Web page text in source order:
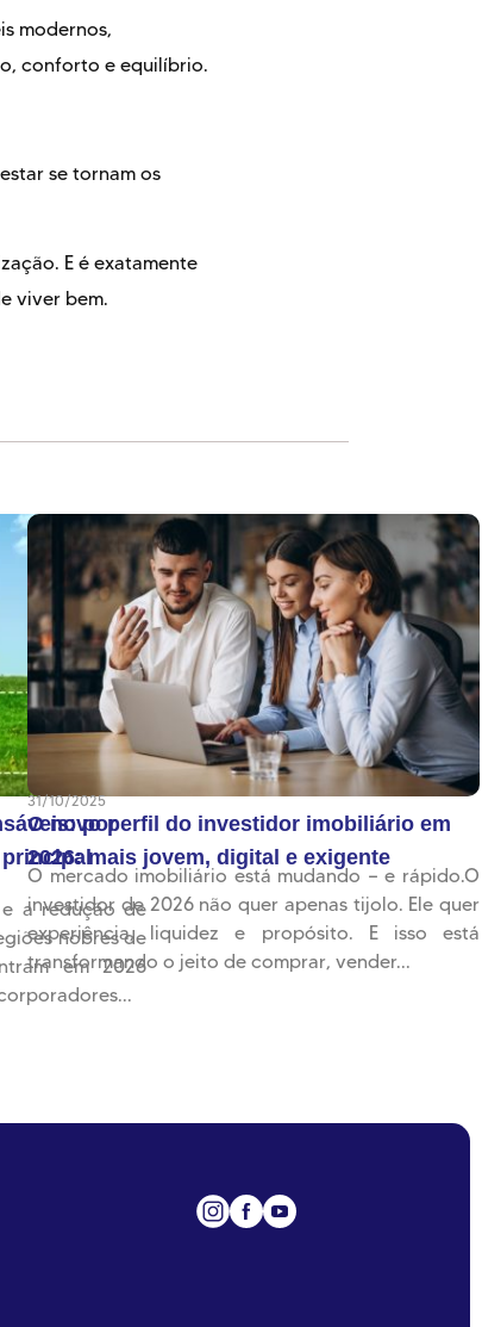
modernos,
conforto e equilíbrio.
se tornam os
E é exatamente
viver bem.
por
a redução de
nobres de
em 2026
31/10/2025
O novo perfil do investidor imobiliário em
2026: mais jovem, digital e exigente
O mercado imobiliário está mudando — e rápido.O
investidor de 2026 não quer apenas tijolo. Ele quer
experiência, liquidez e propósito. E isso está
transformando o jeito de comprar, vender...